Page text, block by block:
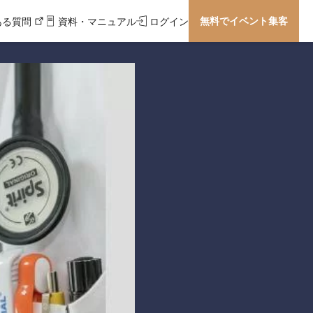
質問 資料・マニュアル ログイン 無料でイベント集客